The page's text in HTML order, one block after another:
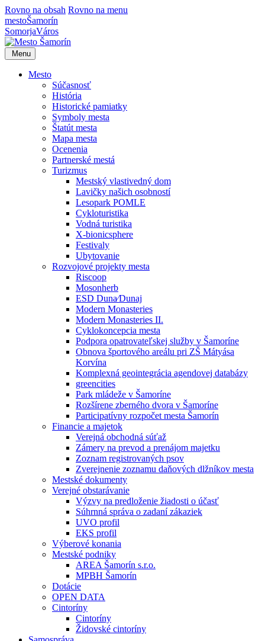
Rovno na obsah Rovno na menu
mestoŠamorín
SomorjaVáros
Menu
Mesto
Súčasnosť
História
Historické pamiatky
Symboly mesta
Štatút mesta
Mapa mesta
Ocenenia
Partnerské mestá
Turizmus
Mestský vlastivedný dom
Lavičky našich osobností
Lesopark POMLE
Cykloturistika
Vodná turistika
X-bionicsphere
Festivaly
Ubytovanie
Rozvojové projekty mesta
Riscoop
Mosonherb
ESD Duna⁄Dunaj
Modern Monasteries
Modern Monasteries II.
Cyklokoncepcia mesta
Podpora opatrovateľskej služby v Šamoríne
Obnova športového areálu pri ZŠ Mátyása
Korvína
Komplexná geointegrácia agendovej databázy
greencities
Park mládeže v Šamoríne
Rozšírene zberného dvora v Šamoríne
Participatívny rozpočet mesta Šamorín
Financie a majetok
Verejná obchodná súťaž
Zámery na prevod a prenájom majetku
Zoznam registrovaných psov
Zverejnenie zoznamu daňových dlžníkov mesta
Mestské dokumenty
Verejné obstarávanie
Výzvy na predloženie žiadosti o účasť
Súhrnná správa o zadaní zákaziek
UVO profil
EKS profil
Výberové konania
Mestské podniky
AREA Šamorín s.r.o.
MPBH Šamorín
Dotácie
OPEN DATA
Cintoríny
Cintoríny
Židovské cintoríny